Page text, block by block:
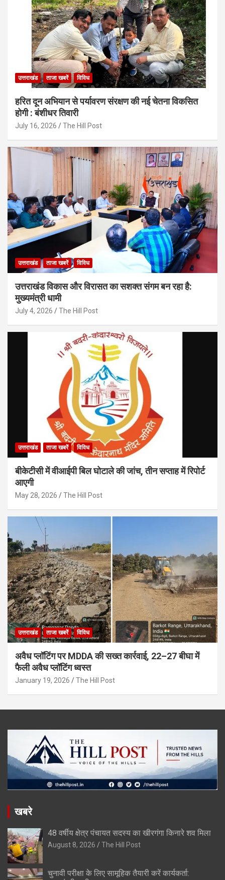
उत्तराखंड ताजा खबरें विविध
हरित दून अभियान से पर्यावरण संरक्षण की नई चेतना विकसित
होगी : बंशीधर तिवारी
July 16, 2026 The Hill Post
उत्तराखंड ताजा खबरें विविध
उत्तराखंड विकास और विरासत का सशक्त संगम बन रहा है:
मुख्यमंत्री धामी
July 4, 2026 The Hill Post
उत्तराखंड ताजा खबरें विविध
बीकेटीसी में वीआईपी बिल घोटाले की जांच, तीन सप्ताह में रिपोर्ट
आएगी
May 28, 2026 The Hill Post
उत्तराखंड ताजा खबरें विविध
अवैध प्लॉटिंग पर MDDA की सख्त कार्रवाई, 22–27 बीघा में
फैली अवैध प्लॉटिंग ध्वस्त
January 19, 2026 The Hill Post
खबरे
48 वर्षीय क्षेत्र पंचायत सदस्य का खीरगंगा किनारे शव मिला
August 8, 2026 The Hill Post
चुनावी परीक्षा के लिए सामूहिक तैयारी करें कार्यकर्ता: